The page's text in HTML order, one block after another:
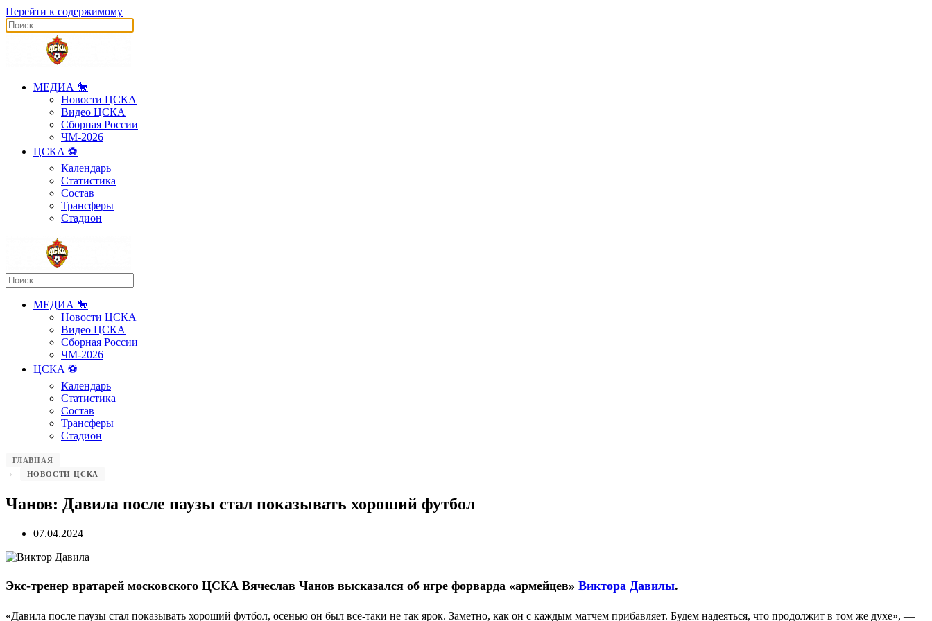
Перейти к содержимому
МЕДИА 🐎
Новости ЦСКА
Видео ЦСКА
Сборная России
ЧМ-2026
ЦСКА ⚽️
Календарь
Статистика
Состав
Трансферы
Стадион
МЕДИА 🐎
Новости ЦСКА
Видео ЦСКА
Сборная России
ЧМ-2026
ЦСКА ⚽️
Календарь
Статистика
Состав
Трансферы
Стадион
ГЛАВНАЯ
НОВОСТИ ЦСКА
Чанов: Давила после паузы стал показывать хороший футбол
07.04.2024
Экс-тренер вратарей московского ЦСКА Вячеслав Чанов высказался об игре форварда «армейцев» Виктора Давилы.
«Давила после паузы стал показывать хороший футбол, осенью он был все-таки не так ярок. Заметно, как он с каждым матчем прибавляет. Будем надеяться, что продолжит в том же духе», —